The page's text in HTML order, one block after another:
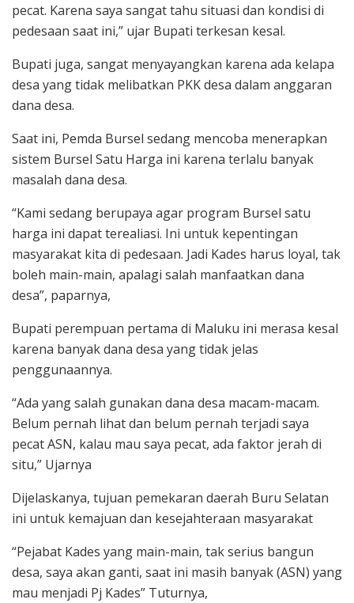
pecat. Karena saya sangat tahu situasi dan kondisi di
pedesaan saat ini,” ujar Bupati terkesan kesal.
Bupati juga, sangat menyayangkan karena ada kelapa
desa yang tidak melibatkan PKK desa dalam anggaran
dana desa.
Saat ini, Pemda Bursel sedang mencoba menerapkan
sistem Bursel Satu Harga ini karena terlalu banyak
masalah dana desa.
“Kami sedang berupaya agar program Bursel satu
harga ini dapat terealiasi. Ini untuk kepentingan
masyarakat kita di pedesaan. Jadi Kades harus loyal, tak
boleh main-main, apalagi salah manfaatkan dana
desa”, paparnya,
Bupati perempuan pertama di Maluku ini merasa kesal
karena banyak dana desa yang tidak jelas
penggunaannya.
“Ada yang salah gunakan dana desa macam-macam.
Belum pernah lihat dan belum pernah terjadi saya
pecat ASN, kalau mau saya pecat, ada faktor jerah di
situ,” Ujarnya
Dijelaskanya, tujuan pemekaran daerah Buru Selatan
ini untuk kemajuan dan kesejahteraan masyarakat
“Pejabat Kades yang main-main, tak serius bangun
desa, saya akan ganti, saat ini masih banyak (ASN) yang
mau menjadi Pj Kades” Tuturnya,